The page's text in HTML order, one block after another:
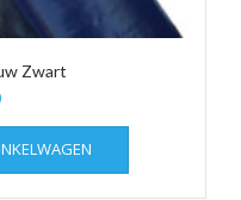
Zwart